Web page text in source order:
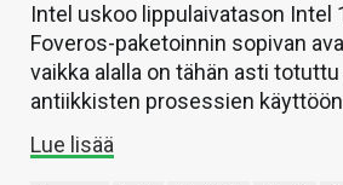
Intel uskoo lippulaivatason Intel
Foveros-paketoinnin sopivan
vaikka alalla on tähän asti
antiikkisten prosessien
Lue lisää